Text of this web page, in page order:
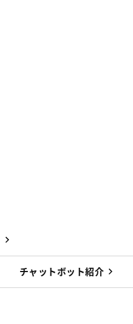
チャットボット紹介